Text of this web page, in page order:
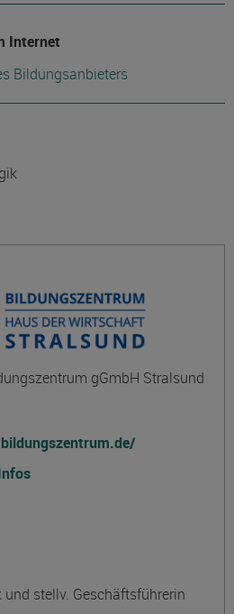
Internet
Bildungsanbieters
gGmbH Stralsund
stellv. Geschäftsführerin